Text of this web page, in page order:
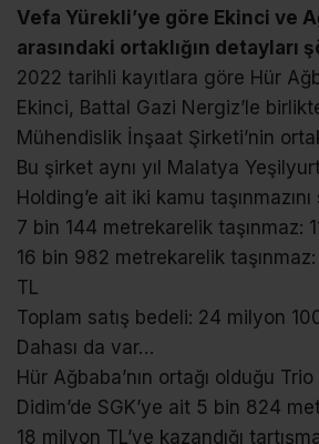
Vefa Yürekli’ye göre Ekinci ve
arasındaki ortaklığın detayları
2022 tarihli kayıtlara göre Hür
Ekinci, Battal Gazi Nergiz’le
Mühendislik İnşaat Şirketi’nin
Bu şirket aynı yıl Malatya
Holding’e ait iki kamu taşınmazını
7 bin 144 metrekarelik taşınmaz:
16 bin 982 metrekarelik
TL
Toplam satış bedeli: 24 milyon
Dahası da var…
Hür Ağbaba’nın ortağı olduğu
Didim’de SGK’ye ait 5 bin 824
18 milyon TL’ye kazandığı